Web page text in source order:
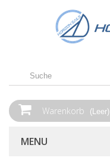
Warenkorb (Leer)
MENU